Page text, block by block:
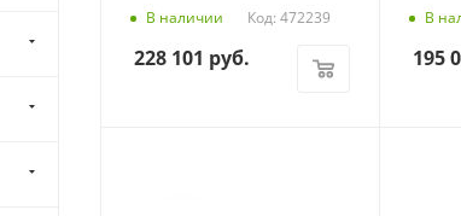
В наличии Код: 472239
228 101 руб.
В
195